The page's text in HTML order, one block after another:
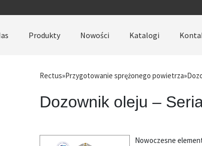
Produkty Nowości Katalogi
Rectus»Przygotowanie sprężonego powietrza»
Dozownik oleju –
Nowoczesne